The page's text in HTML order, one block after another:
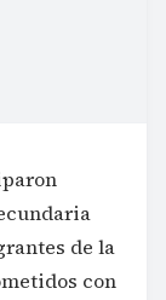
de la
con